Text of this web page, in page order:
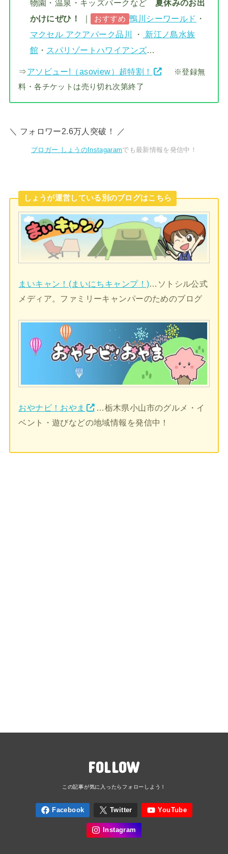
物園・温泉・キッズパークなど 夏休みのお出
かけにぜひ！
｜ おすすめ 鴨川シーワールド ・
マクセル アクアパーク品川
・
新江ノ島水族
館 ・ スパリゾートハワイアンズ…
⇒アソビュー!（asoview）超特割！
※登録無
料・各チケットは売り切れ次第終了
＼ フォロワー2.6万人突破！ ／
ブロガー しょうのInstagaramでも最新情報を発信中！
しょうが運営している別のブログはこちら
まいキャン！(まいにちキャンプ！)…ソトシル公式
メディア。ファミリーキャンパーのためのブログ
おやナビ！おやま
…栃木県小山市のグルメ・イ
ベント・遊びなどの地域情報を発信中！
FOLLOW